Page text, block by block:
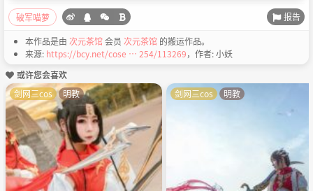
破军喵萝 报告
本作品是由 次元茶馆会员 次元茶馆 的搬运作品。
来源: https://bcy.net/cose … 254/113269，作者: 小妖
或许您会喜欢
剑网三cos 明教 剑网三cos 明教